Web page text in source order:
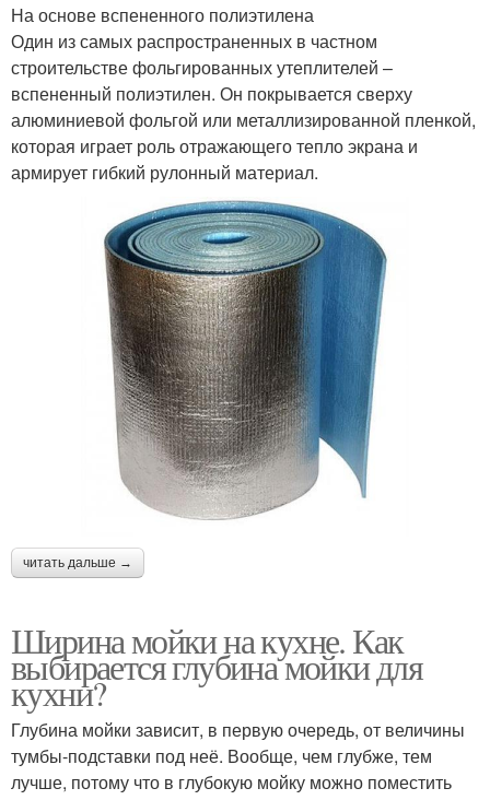
На основе вспененного полиэтилена
Один из самых распространенных в частном
строительстве фольгированных утеплителей –
вспененный полиэтилен. Он покрывается сверху
алюминиевой фольгой или металлизированной пленкой,
которая играет роль отражающего тепло экрана и
армирует гибкий рулонный материал.
читать дальше →
Ширина мойки на кухне. Как
выбирается глубина мойки для
кухни?
Глубина мойки зависит, в первую очередь, от величины
тумбы-подставки под неё. Вообще, чем глубже, тем
лучше, потому что в глубокую мойку можно поместить